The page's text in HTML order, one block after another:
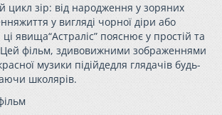
цикл зір: від народження у зоряних
у вигляді чорної діри або
ці явища“Астраліс” пояснює у простій та
Цей фільм, здивовижними зображеннями
музики підійдедля глядачів будь-
школярів.